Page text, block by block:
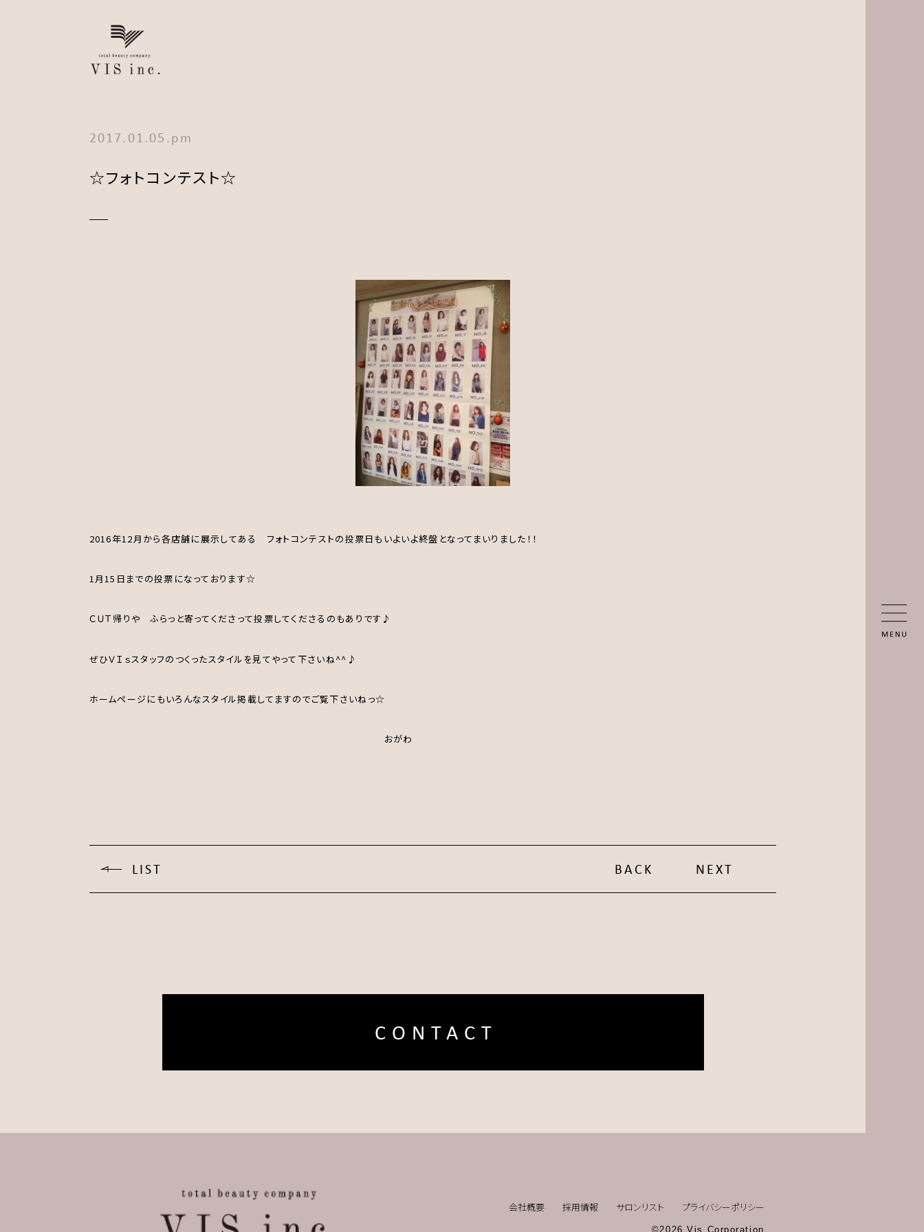
2017.01.05.pm
☆フォトコンテスト☆
2016年12月から各店舗に展示してある フォトコンテストの投票日もいよいよ終盤となってまいりました！！
1月15日までの投票になっております☆
ＣＵＴ帰りや ふらっと寄ってくださって投票してくださるのもありです♪
ぜひＶＩｓスタッフのつくったスタイルを見てやって下さいね^^♪
ホームページにもいろんなスタイル掲載してますのでご覧下さいねっ☆
おがわ
LIST BACK NEXT
CONTACT
会社概要 採用情報 サロンリスト プライバシーポリシー
©2026 Vis Corporation